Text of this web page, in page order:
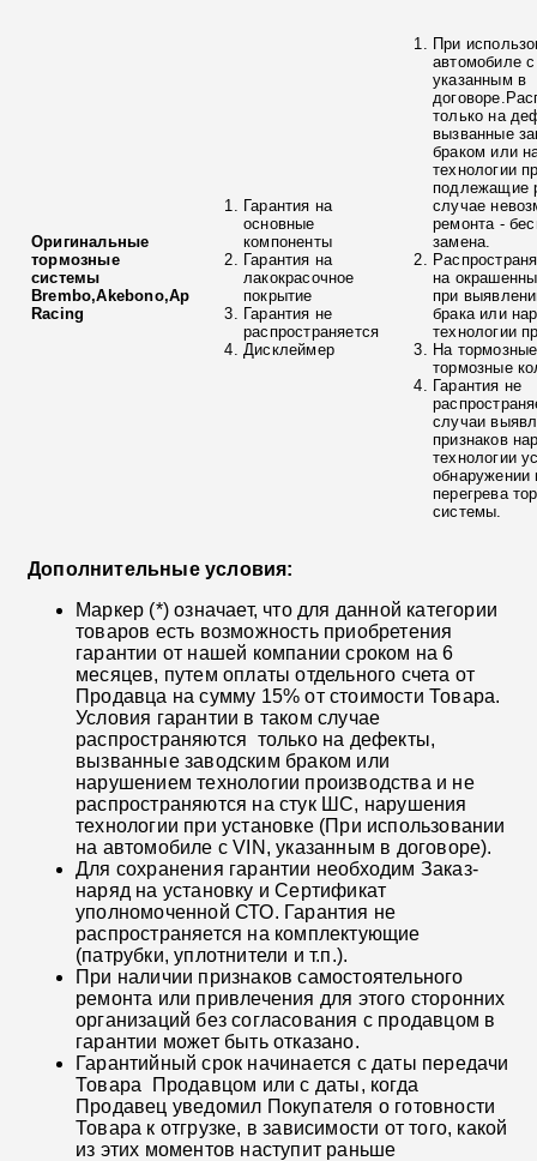
Оригинальные
тормозные
системы
Brembo,Akebono,Ap
Racing
Гарантия на
основные
компоненты
Гарантия на
лакокрасочное
покрытие
Гарантия не
распространяется
Дисклеймер
При
автомобиле
указанным в
только на
вызванные
браком или
технологии
подлежащие
случае
ремонта -
замена.
на
при
брака или
технологии
На
тормозные
Гарантия не
случаи
признаков
технологии
обнаружении
перегрева
системы.
Дополнительные условия:
Маркер (*) означает, что для данной категории
товаров есть возможность приобретения
гарантии от нашей компании сроком на 6
месяцев, путем оплаты отдельного счета от
Продавца на сумму 15% от стоимости Товара.
Условия гарантии в таком случае
распространяются только на дефекты,
вызванные заводским браком или
нарушением технологии производства и не
распространяются на стук ШС, нарушения
технологии при установке (При использовании
на автомобиле с VIN, указанным в договоре).
Для сохранения гарантии необходим Заказ-
наряд на установку и Сертификат
уполномоченной СТО. Гарантия не
распространяется на комплектующие
(патрубки, уплотнители и т.п.).
При наличии признаков самостоятельного
ремонта или привлечения для этого сторонних
организаций без согласования с продавцом в
гарантии может быть отказано.
Гарантийный срок начинается с даты передачи
Товара Продавцом или с даты, когда
Продавец уведомил Покупателя о готовности
Товара к отгрузке, в зависимости от того, какой
из этих моментов наступит раньше